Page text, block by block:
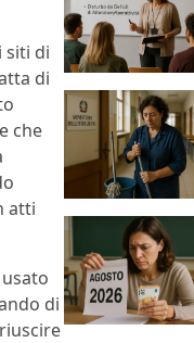
siti di
di
che
atti
di